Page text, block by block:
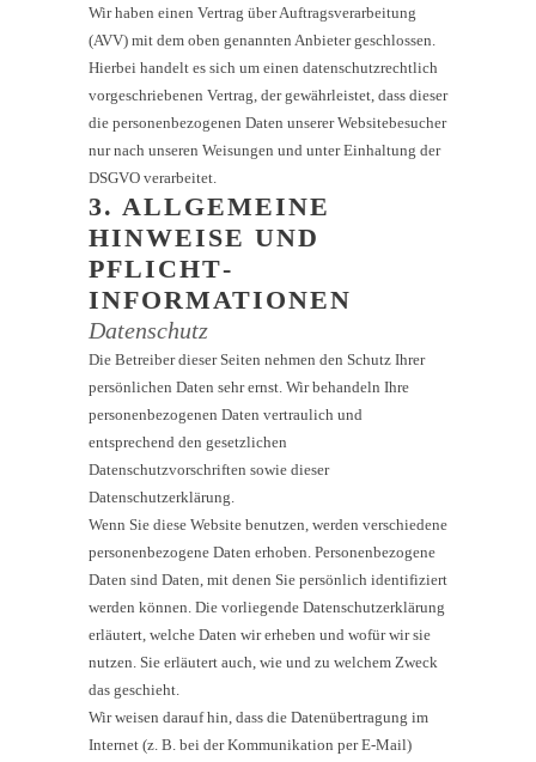
Wir haben einen Vertrag über Auftragsverarbeitung
(AVV) mit dem oben genannten Anbieter geschlossen.
Hierbei handelt es sich um einen datenschutzrechtlich
vorgeschriebenen Vertrag, der gewährleistet, dass dieser
die personenbezogenen Daten unserer Websitebesucher
nur nach unseren Weisungen und unter Einhaltung der
DSGVO verarbeitet.
3. ALLGEMEINE
HINWEISE UND
PFLICHT­
INFORMATIONEN
Datenschutz
Die Betreiber dieser Seiten nehmen den Schutz Ihrer
persönlichen Daten sehr ernst. Wir behandeln Ihre
personenbezogenen Daten vertraulich und
entsprechend den gesetzlichen
Datenschutzvorschriften sowie dieser
Datenschutzerklärung.
Wenn Sie diese Website benutzen, werden verschiedene
personenbezogene Daten erhoben. Personenbezogene
Daten sind Daten, mit denen Sie persönlich identifiziert
werden können. Die vorliegende Datenschutzerklärung
erläutert, welche Daten wir erheben und wofür wir sie
nutzen. Sie erläutert auch, wie und zu welchem Zweck
das geschieht.
Wir weisen darauf hin, dass die Datenübertragung im
Internet (z. B. bei der Kommunikation per E-Mail)